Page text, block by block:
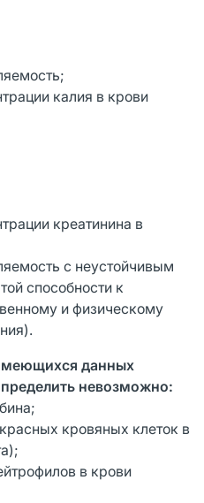
калия в крови
креатинина в
с неустойчивым
способности к
и физическому
данных
невозможно:
кровяных клеток в
в крови